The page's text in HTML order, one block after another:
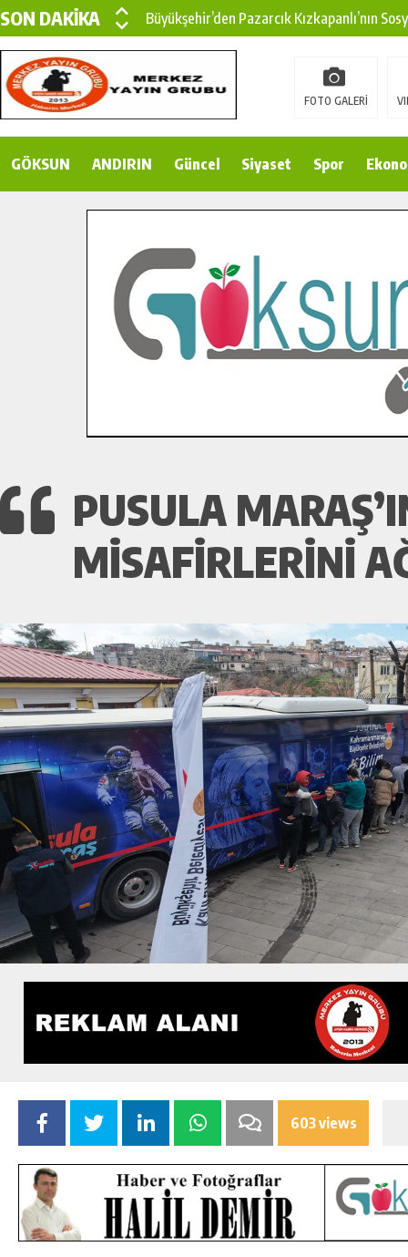
SON DAKİKA
Büyükşehir’den Pazarcık Kızkapanlı’nın
Büyükşehir’den Pazarcık Kırsalına Modern
Çin’den KSÜ’ye Uluslararası Başarı:
Gençler Pusula Maraş Kampında Yeni
İlçe Jandarma Komutanı Karakaya’dan
Bertiz’in Yeni Köprüsünde Sona Doğru.
FOTO GALERİ
GÖKSUN ANDIRIN Güncel Siyaset Spor
PUSULA
MISAFIRLERINI
603 views